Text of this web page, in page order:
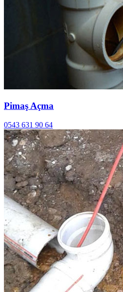
Pimaş Açma
0543 631 90 64